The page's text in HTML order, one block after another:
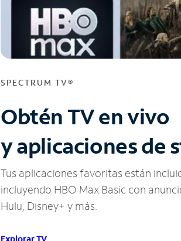
SPECTRUM TV®
Obtén TV en vivo
y aplicaciones de
Tus aplicaciones favoritas están
incluyendo HBO Max Basic con
Hulu, Disney+ y más.